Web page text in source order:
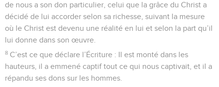
de nous a son don particulier, celui que la grâce du Christ a
décidé de lui accorder selon sa richesse, suivant la mesure
où le Christ est devenu une réalité en lui et selon la part qu’il
lui donne dans son œuvre.
8 C’est ce que déclare l’Écriture : Il est monté dans les
hauteurs, il a emmené captif tout ce qui nous captivait, et il a
répandu ses dons sur les hommes.